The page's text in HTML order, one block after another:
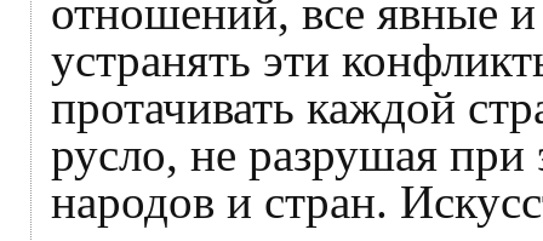
отношений, все явные
устранять эти
протачивать каждой
русло, не разрушая при
народов и стран.